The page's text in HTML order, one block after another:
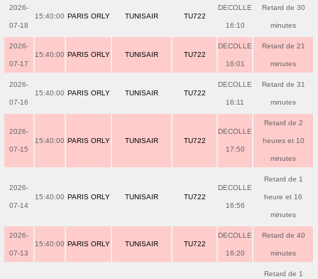
2026-
07-18
15:40:00 PARIS ORLY TUNISAIR TU722
DECOLLE
16:10
Retard de 30
minutes
2026-
07-17
15:40:00 PARIS ORLY TUNISAIR TU722
DECOLLE
16:01
Retard de 21
minutes
2026-
07-16
15:40:00 PARIS ORLY TUNISAIR TU722
DECOLLE
16:11
Retard de 31
minutes
2026-
07-15
15:40:00 PARIS ORLY TUNISAIR TU722
DECOLLE
17:50
Retard de 2
heures et 10
minutes
2026-
07-14
15:40:00 PARIS ORLY TUNISAIR TU722
DECOLLE
16:56
Retard de 1
heure et 16
minutes
2026-
07-13
15:40:00 PARIS ORLY TUNISAIR TU722
DECOLLE
16:20
Retard de 40
minutes
Retard de 1